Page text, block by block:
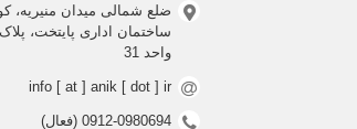
ضلع شمالی میدان منیریه،
واحد 31
info [ at ] anik [ dot ] ir
0912-0980694 (فعال)